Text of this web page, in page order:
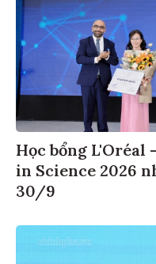
Học bổng L'Oréal
in Science 2026
30/9